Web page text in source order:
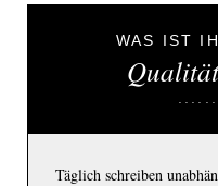
WAS IST
Täglich schreiben